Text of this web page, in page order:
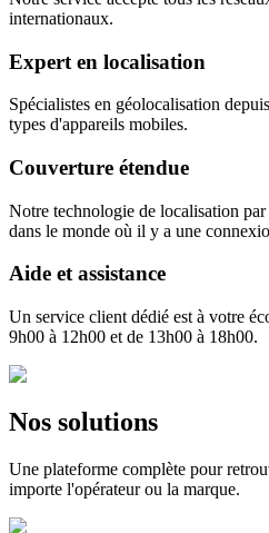
internationaux.
Expert en localisation
Spécialistes en géolocalisation
types d'appareils mobiles.
Couverture étendue
Notre technologie de localisation
dans le monde où il y a une
Aide et assistance
Un service client dédié est à votre
9h00 à 12h00 et de 13h00 à 18h00.
Nos solutions
Une plateforme complète pour
importe l'opérateur ou la marque.